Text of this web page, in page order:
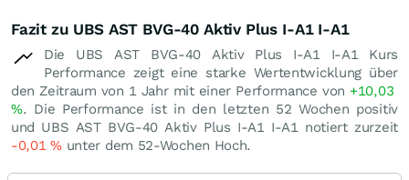
Fazit zu UBS AST BVG-40 Aktiv Plus I-A1 I-A1
Die UBS AST BVG-40 Aktiv Plus I-A1 I-A1 Kurs
Performance zeigt eine starke Wertentwicklung über
den Zeitraum von 1 Jahr mit einer Performance von +10,03
%. Die Performance ist in den letzten 52 Wochen positiv
und UBS AST BVG-40 Aktiv Plus I-A1 I-A1 notiert zurzeit
-0,01%unter dem 52-Wochen Hoch.